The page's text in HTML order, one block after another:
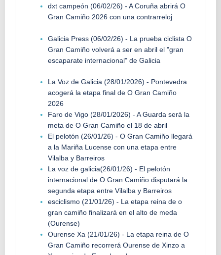
dxt campeón (06/02/26) - A Coruña abrirá O
Gran Camiño 2026 con una contrarreloj
Galicia Press (06/02/26) - La prueba ciclista O
Gran Camiño volverá a ser en abril el "gran
escaparate internacional" de Galicia
La Voz de Galicia (28/01/2026) - Pontevedra
acogerá la etapa final de O Gran Camiño
2026
Faro de Vigo (28/01/2026) - A Guarda será la
meta de O Gran Camiño el 18 de abril
El pelotón (26/01/26) - O Gran Camiño llegará
a la Mariña Lucense con una etapa entre
Vilalba y Barreiros
La voz de galicia(26/01/26) - El pelotón
internacional de O Gran Camiño disputará la
segunda etapa entre Vilalba y Barreiros
esciclismo (21/01/26) - La etapa reina de o
gran camiño finalizará en el alto de meda
(Ourense)
Ourense Xa (21/01/26) - La etapa reina de O
Gran Camiño recorrerá Ourense de Xinzo a